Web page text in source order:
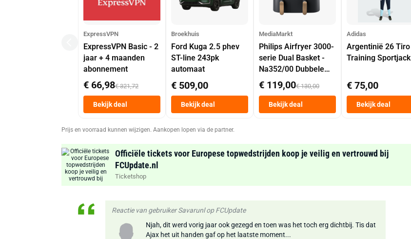
ExpressVPN
ExpressVPN Basic - 2
jaar + 4 maanden
abonnement
€ 66,98€ 321,72
Bekijk deal
Broekhuis
Ford Kuga 2.5 phev
ST-line 243pk
automaat
€ 509,00
Bekijk deal
MediaMarkt
Philips Airfryer 3000-
serie Dual Basket -
Na352/00 Dubbele
Mand 9 L Tot 6
Personen
Heteluchtfriteuse
Zwart
€ 119,00€ 130,00
Bekijk deal
Adidas
Argentinië 26 Tiro
Training Sportjack
€ 75,00
Bekijk deal
Prijs en voorraad kunnen wijzigen. Aankopen lopen via de partner.
Officiële tickets voor Europese topwedstrijden koop je veilig en vertrouwd bij
FCUpdate.nl
Ticketshop
Reactie van gebruiker Savarunl op FCUpdate
Njah, dit werd vorig jaar ook gezegd en toen was het toch erg dichtbij. Tis dat
Ajax het uit handen gaf op het laatste moment...